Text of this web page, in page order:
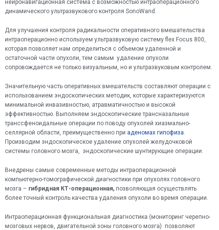
нейронавигационная система с возможностью интраоперационного
динамического ультразвукового контроля SonoWand.
Для улучшения контроля радикальности оперативного вмешательства
интраоперационно используем ультразвуковую систему flex Focus 800,
которая позволяет нам определиться с объемом удаленной и
остаточной части опухоли, тем самым удаление опухоли
сопровождается не только визуальным, но и ультразвуковым контролем.
Значительную часть оперативных вмешательств составляют операции с
использованием эндоскопических методик, которые характеризуются
минимальной инвазивностью, атравматичностью и высокой
эффективностью. Выполняем эндоскопические трансназальные
транссфеноидальные операции по поводу опухолей хиазмально-
селлярной области, преимущественно при аденомах гипофиза.
Производим эндоскопическое удаление опухолей желудочковой
системы головного мозга, эндоскопические шунтирующие операции.
Внедрены самые современные методы интраоперационной
компьютерно-томографической диагностики при опухолях головного
мозга – гибридная КТ-операционная, позволяющая осуществлять
более точный контроль качества удаления опухоли во время операции.
Интраоперационная функциональная диагностика (мониторинг черепно-
мозговых нервов, двигательной зоны головного мозга) позволяют